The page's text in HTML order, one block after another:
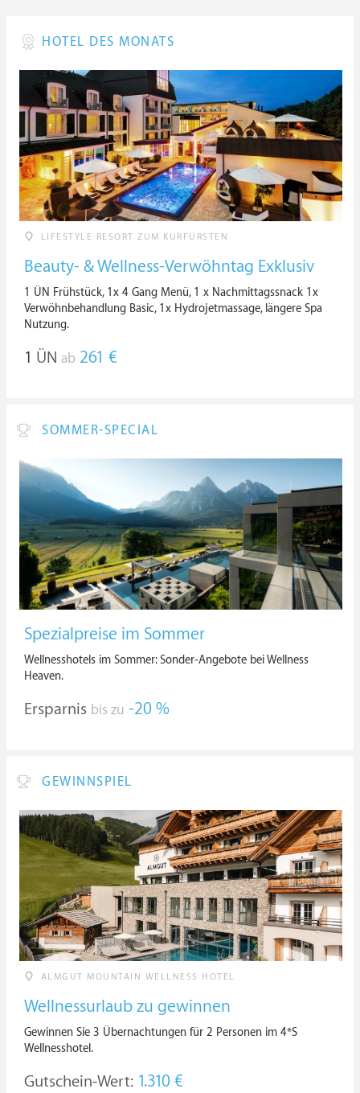
HOTEL DES MONATS
LIFESTYLE RESORT ZUM KURFÜRSTEN
Beauty- & Wellness-Verwöhntag Exklusiv
1 ÜN Frühstück, 1x 4 Gang Menü, 1 x Nachmittagssnack 1x
Verwöhnbehandlung Basic, 1x Hydrojetmassage, längere Spa
Nutzung.
1 ÜN ab 261 €
SOMMER-SPECIAL
Spezialpreise im Sommer
Wellnesshotels im Sommer: Sonder-Angebote bei Wellness
Heaven.
Ersparnis bis zu -20 %
GEWINNSPIEL
ALMGUT MOUNTAIN WELLNESS HOTEL
Wellnessurlaub zu gewinnen
Gewinnen Sie 3 Übernachtungen für 2 Personen im 4*S
Wellnesshotel.
Gutschein-Wert: 1.310 €